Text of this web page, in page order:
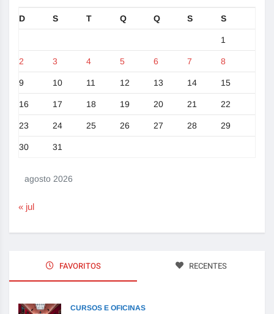
agosto 2026
D S T Q Q S S
1
2 3 4 5 6 7 8
9 10 11 12 13 14 15
16 17 18 19 20 21 22
23 24 25 26 27 28 29
30 31
« jul
FAVORITOS RECENTES
CURSOS E OFICINAS